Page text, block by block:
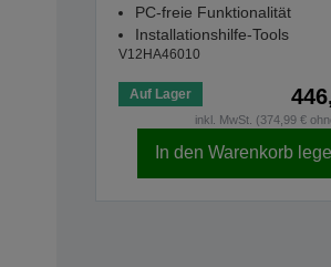
PC-freie Funktionalität
Installationshilfe-Tools
V12HA46010
Auf Lager
inkl. MwSt. (374,99 €
In den Warenkorb